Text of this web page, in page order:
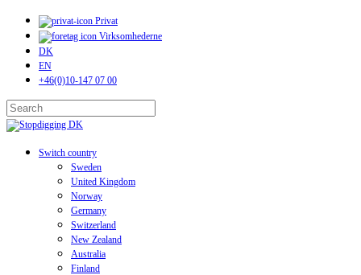
Skip
main
content
Privat
Virksomhederne
DK
EN
+46(0)10-147 07 00
Close
Search
search
Menu
Switch country
Sweden
United Kingdom
Norway
Germany
Switzerland
New Zealand
Australia
Finland